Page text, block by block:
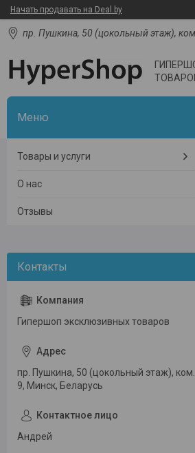
Начать продавать на Deal.by
пр. Пушкина, 50 (цокольный этаж),
Товары и услуги
О нас
Отзывы
Гипершоп эксклюзивных товаров
пр. Пушкина, 50 (цокольный этаж), ком.
9, Минск, Беларусь
Андрей